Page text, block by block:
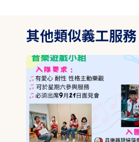
其他類似義工服務